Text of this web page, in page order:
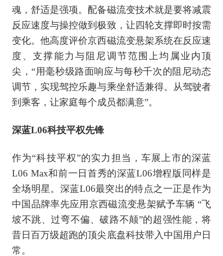
魂，舒适是强项。配备磁流变技术就是要将减震
反应速度与操控做到极致，让四轮支撑即时按需
变化。他高度评价京西磁流变悬架系统在反应速
度、支撑能力与阻尼调节范围上均属业内顶
尖，“用毫秒级路面响应与每秒千次的阻尼动态
调节，实现驾控乐趣与乘坐舒适兼得。从驾驶者
到乘客，让家庭每个成员都满意”。
深蓝L06科技平权先锋
作为“科技平权”的实力担当，车展上市的深蓝
L06 Max和前一日首秀的深蓝L06增程版同样是
全场明星。深蓝L06最突出的特点之一正是作为
中国品牌率先应用京西磁流变悬架赋予车辆 “飞
坡不跳、过弯不偏、破路不颠”的超强性能，将
昔日百万级超跑的顶尖底盘科技带入中国用户日
常。